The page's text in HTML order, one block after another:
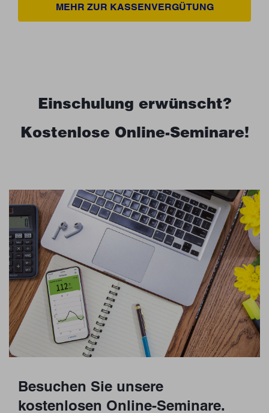
MEHR ZUR KASSENVERGÜTUNG
Einschulung erwünscht?
Kostenlose Online-Seminare!
Besuchen Sie unsere
kostenlosen Online-Seminare.